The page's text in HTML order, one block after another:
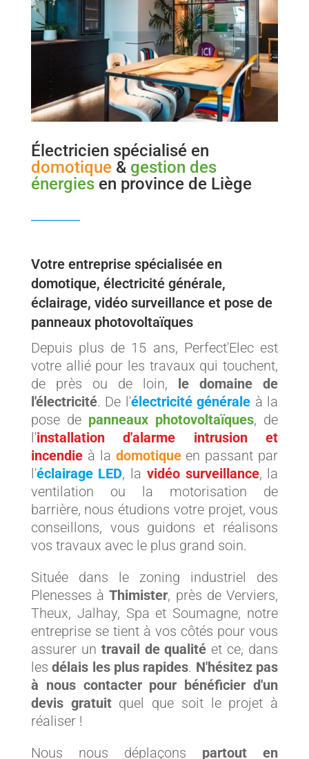
Électricien spécialisé en
domotique& gestion des
énergiesen province de Liège
Votre entreprise spécialisée en
domotique, électricité générale,
éclairage, vidéo surveillance et pose de
panneaux photovoltaïques
Depuis plus de 15 ans, Perfect'Elec est
votre allié pour les travaux qui touchent,
de près ou de loin, le domaine de
l'électricité. De l'électricité générale à la
pose de panneaux photovoltaïques, de
l'installation d'alarme intrusion et
incendieà la domotique en passant par
l'éclairage LED, la vidéo surveillance, la
ventilation ou la motorisation de
barrière, nous étudions votre projet, vous
conseillons, vous guidons et réalisons
vos travaux avec le plus grand soin.
Située dans le zoning industriel des
Plenesses àThimister, près de Verviers,
Theux, Jalhay, Spa et Soumagne, notre
entreprise se tient à vos côtés pour vous
assurer un travail de qualité et ce, dans
lesdélais les plus rapides. N'hésitez pas
à nous contacter pour bénéficier d'un
devis gratuitquel que soit le projet à
réaliser !
Nous nous déplaçons partout en